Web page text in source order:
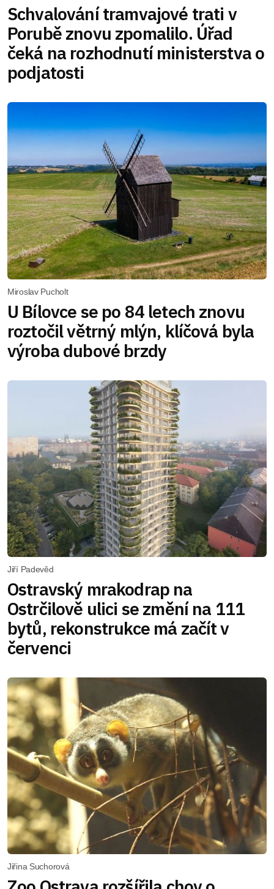
Schvalování tramvajové trati v
Porubě znovu zpomalilo. Úřad
čeká na rozhodnutí ministerstva o
podjatosti
Miroslav Pucholt
U Bílovce se po 84 letech znovu
roztočil větrný mlýn, klíčová byla
výroba dubové brzdy
Jiří Padevěd
Ostravský mrakodrap na
Ostrčilově ulici se změní na 111
bytů, rekonstrukce má začít v
červenci
Jiřina Suchorová